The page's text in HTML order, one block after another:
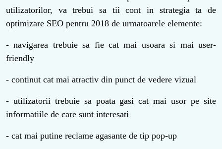
utilizatorilor, va trebui sa tii cont in strategia ta de
optimizare SEO pentru 2018 de urmatoarele elemente:
- navigarea trebuie sa fie cat mai usoara si mai user-
friendly
- continut cat mai atractiv din punct de vedere vizual
- utilizatorii trebuie sa poata gasi cat mai usor pe site
informatiile de care sunt interesati
- cat mai putine reclame agasante de tip pop-up